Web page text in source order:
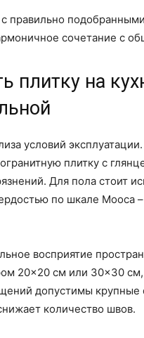
правильно
сочетание с
плитку на
условий
плитку с
Для пола стоит
по шкале Мооса –
восприятие
20×20 см или 30×30
допустимы крупные
количество швов.